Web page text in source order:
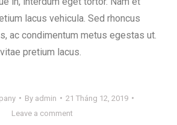
lacus vehicula. Sed rhoncus
ac condimentum metus egestas ut.
pretium lacus.
By admin
21 Tháng 12, 2019
Leave a comment